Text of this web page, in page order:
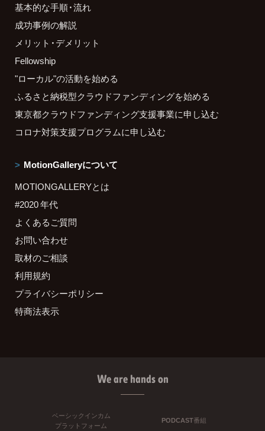
基本的な手順・流れ
成功事例の解説
メリット・デメリット
Fellowship
"ローカル"の活動を始める
ふるさと納税型クラウドファンディングを始める
東京都クラウドファンディング支援事業に申し込む
コロナ対策支援プログラムに申し込む
MotionGalleryについて
MOTIONGALLERYとは
#2020 年代
よくあるご質問
お問い合わせ
取材のご相談
利用規約
プライバシーポリシー
特商法表示
We are hands on
ベーシックインカム
プラットフォーム
PODCAST番組